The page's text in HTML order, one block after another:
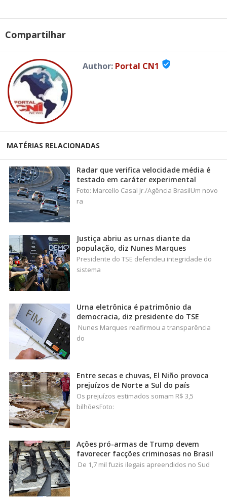
Compartilhar
Author: Portal CN1 verified_user
MATÉRIAS RELACIONADAS
Radar que verifica velocidade média é
testado em caráter experimental
Foto: Marcello Casal Jr./Agência BrasilUm novo
ra
Justiça abriu as urnas diante da
população, diz Nunes Marques
Presidente do TSE defendeu integridade do
sistema
Urna eletrônica é patrimônio da
democracia, diz presidente do TSE
Nunes Marques reafirmou a transparência
do
Entre secas e chuvas, El Niño provoca
prejuízos de Norte a Sul do país
Os prejuízos estimados somam R$ 3,5
bilhõesFoto:
Ações pró-armas de Trump devem
favorecer facções criminosas no Brasil
De 1,7 mil fuzis ilegais apreendidos no Sud